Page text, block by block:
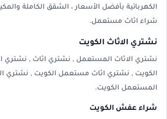
الكهربائية بأفضل الأسعار ، الشقق الكاملة
شراء اثاث مستعمل.
نشتري الاثاث الكويت
نشتري الاثاث المستعمل , نشتري اثاث ,
الكويت , نشتري اثاث مستعمل الكويت , نشتري
المستعمل الكويت.
شراء عفش الكويت